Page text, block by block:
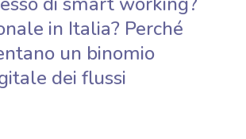
in Italia? Perché
un binomio
dei flussi